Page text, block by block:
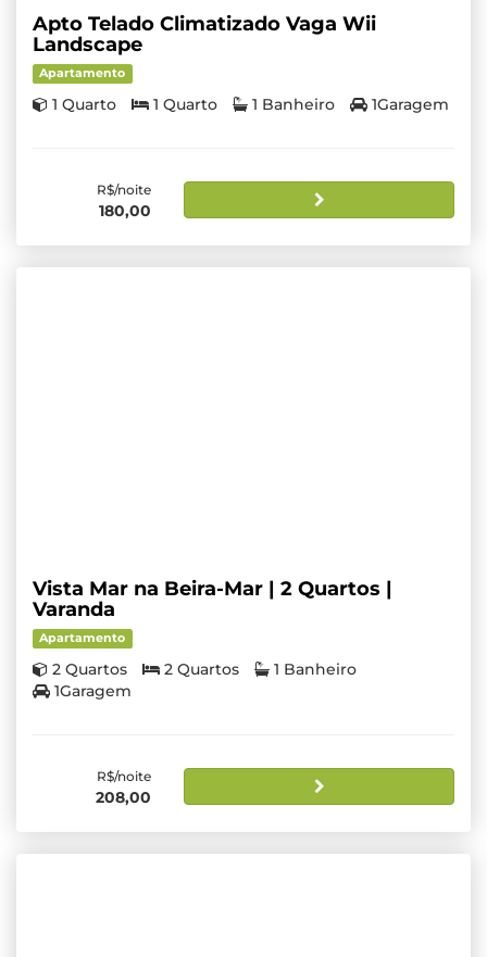
Apto Telado Climatizado Vaga Wii
Landscape
Apartamento
1 Quarto 1 Quarto 1 Banheiro 1Garagem
R$/noite
180,00
Vista Mar na Beira-Mar | 2 Quartos |
Varanda
Apartamento
2 Quartos 2 Quartos
1 Banheiro
1Garagem
R$/noite
208,00